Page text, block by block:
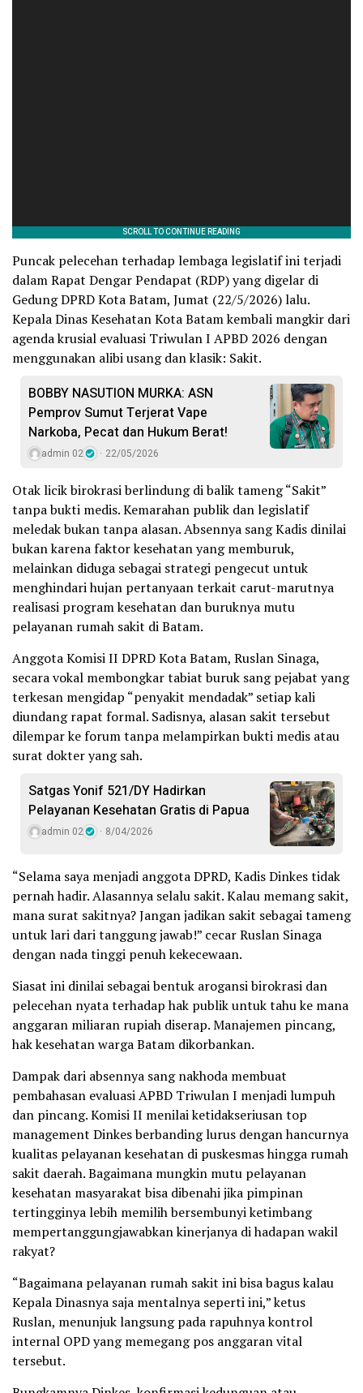
Puncak pelecehan terhadap lembaga legislatif ini terjadi
dalam Rapat Dengar Pendapat (RDP) yang digelar di
Gedung DPRD Kota Batam, Jumat (22/5/2026) lalu.
Kepala Dinas Kesehatan Kota Batam kembali mangkir dari
agenda krusial evaluasi Triwulan I APBD 2026 dengan
menggunakan alibi usang dan klasik: Sakit.
BOBBY NASUTION MURKA: ASN
Pemprov Sumut Terjerat Vape
Narkoba, Pecat dan Hukum Berat!
admin 02 22/05/2026
Otak licik birokrasi berlindung di balik tameng “Sakit”
tanpa bukti medis. Kemarahan publik dan legislatif
meledak bukan tanpa alasan. Absennya sang Kadis dinilai
bukan karena faktor kesehatan yang memburuk,
melainkan diduga sebagai strategi pengecut untuk
menghindari hujan pertanyaan terkait carut-marutnya
realisasi program kesehatan dan buruknya mutu
pelayanan rumah sakit di Batam.
Anggota Komisi II DPRD Kota Batam, Ruslan Sinaga,
secara vokal membongkar tabiat buruk sang pejabat yang
terkesan mengidap “penyakit mendadak” setiap kali
diundang rapat formal. Sadisnya, alasan sakit tersebut
dilempar ke forum tanpa melampirkan bukti medis atau
surat dokter yang sah.
Satgas Yonif 521/DY Hadirkan
Pelayanan Kesehatan Gratis di Papua
admin 02 8/04/2026
“Selama saya menjadi anggota DPRD, Kadis Dinkes tidak
pernah hadir. Alasannya selalu sakit. Kalau memang sakit,
mana surat sakitnya? Jangan jadikan sakit sebagai tameng
untuk lari dari tanggung jawab!” cecar Ruslan Sinaga
dengan nada tinggi penuh kekecewaan.
Siasat ini dinilai sebagai bentuk arogansi birokrasi dan
pelecehan nyata terhadap hak publik untuk tahu ke mana
anggaran miliaran rupiah diserap. Manajemen pincang,
hak kesehatan warga Batam dikorbankan.
Dampak dari absennya sang nakhoda membuat
pembahasan evaluasi APBD Triwulan I menjadi lumpuh
dan pincang. Komisi II menilai ketidakseriusan top
management Dinkes berbanding lurus dengan hancurnya
kualitas pelayanan kesehatan di puskesmas hingga rumah
sakit daerah. Bagaimana mungkin mutu pelayanan
kesehatan masyarakat bisa dibenahi jika pimpinan
tertingginya lebih memilih bersembunyi ketimbang
mempertanggungjawabkan kinerjanya di hadapan wakil
rakyat?
“Bagaimana pelayanan rumah sakit ini bisa bagus kalau
Kepala Dinasnya saja mentalnya seperti ini,” ketus
Ruslan, menunjuk langsung pada rapuhnya kontrol
internal OPD yang memegang pos anggaran vital
tersebut.